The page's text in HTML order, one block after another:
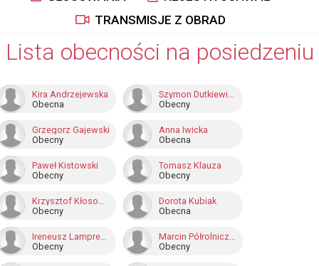
TRANSMISJE Z OBRAD
Lista obecności na posiedzeniu
Kira Andrzejewska
Obecna
Szymon Dutkiewicz
Obecny
Grzegorz Gajewski
Obecny
Anna Iwicka
Obecna
Paweł Kistowski
Obecny
Tomasz Klauza
Obecny
Krzysztof Kłosowski
Obecny
Dorota Kubiak
Obecna
Ireneusz Lamprecht
Obecny
Marcin Półrolniczak
Obecny